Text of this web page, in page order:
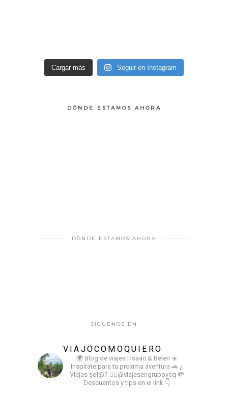
Cargar más Seguir en Instagram
DÓNDE ESTAMOS AHORA
DÓNDE ESTAMOS AHORA
SÍGUENOS EN
VIAJOCOMOQUIERO
🌍 Blog de viajes | Isaac & Belen ✈️
Inspírate para tu proxima aventura 🚗 ¿
Viajas sol@? 👉🏻@viajesengrupovcq 💸
Descuentos y tips en el link 👇